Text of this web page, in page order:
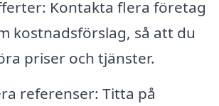
Kontakta flera företag
kostnadsförslag, så att du
priser och tjänster.
referenser: Titta på